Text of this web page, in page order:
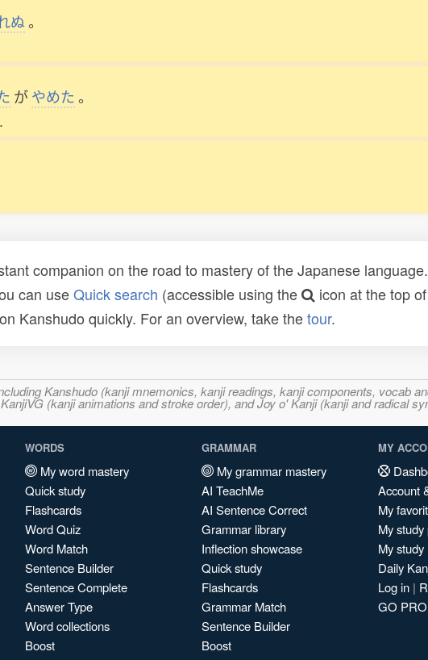
ぬ。
がやめた。
companion on the road to mastery of the Japanese
can useQuick search (accessible using the
icon at the top
Kanshudo quickly. For an overview, take thetour.
Kanshudo (kanji mnemonics, kanji readings, kanji components, vocab
(kanji animations and stroke order), and Joy o' Kanji (kanji and radical
WORDS
My word mastery
Quick study
Flashcards
Word Quiz
Word Match
Sentence Builder
Sentence Complete
Answer Type
Word collections
Boost
GRAMMAR
My grammar mastery
AI TeachMe
AI Sentence Correct
Grammar library
Inflection showcase
Quick study
Flashcards
Grammar Match
Sentence Builder
Boost
MY
Account
My
My study
My study
Daily
Log in |
GO PRO